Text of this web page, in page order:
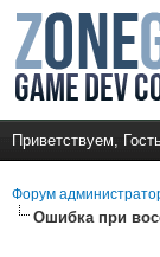
Приветствуем,
Форум
Ошибка при